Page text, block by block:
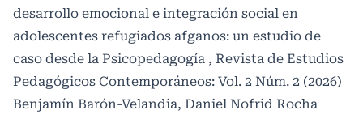
desarrollo emocional e integración social en
adolescentes refugiados afganos: un estudio de
caso desde la Psicopedagogía , Revista de Estudios
Pedagógicos Contemporáneos: Vol. 2 Núm. 2 (2026)
Benjamín Barón-Velandia, Daniel Nofrid Rocha